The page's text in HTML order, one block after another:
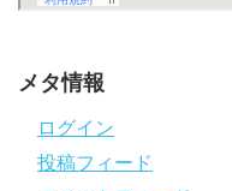
メタ情報
ログイン
投稿フィード